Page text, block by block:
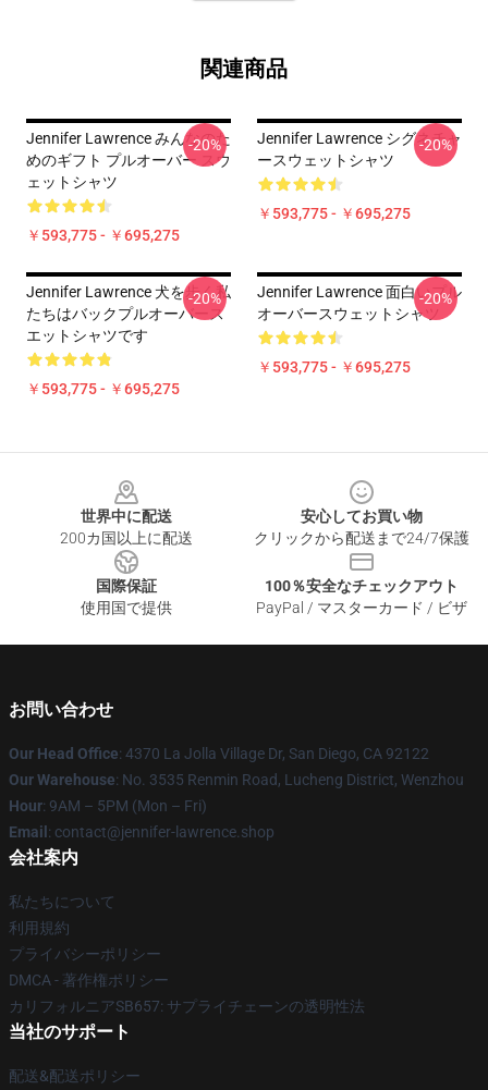
関連商品
Jennifer Lawrence みんなのた
めのギフト プルオーバー スウ
ェットシャツ
￥593,775 - ￥695,275
-20%
Jennifer Lawrence シグネチャ
ースウェットシャツ
￥593,775 - ￥695,275
-20%
Jennifer Lawrence 犬を歩く私
たちはバックプルオーバース
エットシャツです
￥593,775 - ￥695,275
-20%
Jennifer Lawrence 面白いプル
オーバースウェットシャツ
￥593,775 - ￥695,275
-20%
世界中に配送
200カ国以上に配送
安心してお買い物
クリックから配送まで24/7保護
国際保証
使用国で提供
100％安全なチェックアウト
PayPal / マスターカード / ビザ
お問い合わせ
Our Head Office: 4370 La Jolla Village Dr, San Diego, CA 92122
Our Warehouse: No. 3535 Renmin Road, Lucheng District, Wenzhou
Hour: 9AM – 5PM (Mon – Fri)
Email : contact@jennifer-lawrence.shop
会社案内
私たちについて
利用規約
プライバシーポリシー
DMCA - 著作権ポリシー
カリフォルニアSB657: サプライチェーンの透明性法
当社のサポート
配送&配送ポリシー